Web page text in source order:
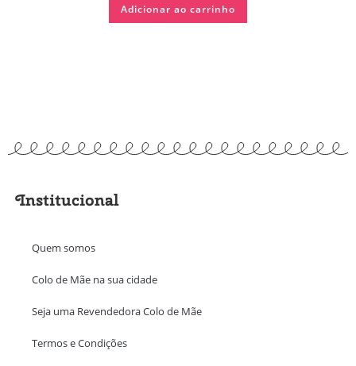
Adicionar ao carrinho
Institucional
Quem somos
Colo de Mãe na sua cidade
Seja uma Revendedora Colo de Mãe
Termos e Condições